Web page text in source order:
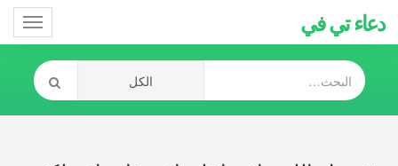
دعاء تي في